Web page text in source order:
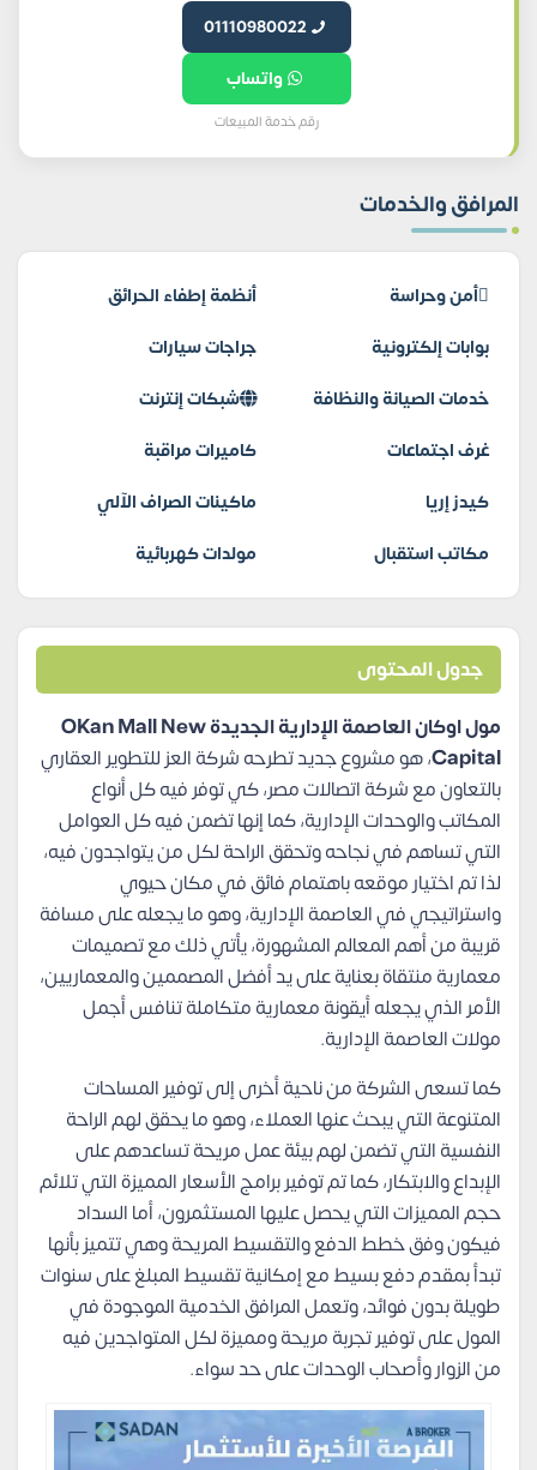
01110980022
واتساب
رقم خدمة المبيعات
المرافق والخدمات
أمن وحراسة
أنظمة إطفاء الحرائق
بوابات إلكترونية
جراجات سيارات
خدمات الصيانة والنظافة
شبكات إنترنت
غرف اجتماعات
كاميرات مراقبة
كيدز إريا
ماكينات الصراف الآلي
مكاتب استقبال
مولدات كهربائية
جدول المحتوى
مول اوكان العاصمة الإدارية الجديدة OKan Mall New
Capital، هو مشروع جديد تطرحه شركة العز للتطوير العقاري
بالتعاون مع شركة اتصالات مصر، كي توفر فيه كل أنواع
المكاتب والوحدات الإدارية، كما إنها تضمن فيه كل العوامل
التي تساهم في نجاحه وتحقق الراحة لكل من يتواجدون فيه،
لذا تم اختيار موقعه باهتمام فائق في مكان حيوي
واستراتيجي في العاصمة الإدارية، وهو ما يجعله على مسافة
قريبة من أهم المعالم المشهورة، يأتي ذلك مع تصميمات
معمارية منتقاة بعناية على يد أفضل المصممين والمعماريين،
الأمر الذي يجعله أيقونة معمارية متكاملة تنافس أجمل
مولات العاصمة الإدارية.
كما تسعى الشركة من ناحية أخرى إلى توفير المساحات
المتنوعة التي يبحث عنها العملاء، وهو ما يحقق لهم الراحة
النفسية التي تضمن لهم بيئة عمل مريحة تساعدهم على
الإبداع والابتكار، كما تم توفير برامج الأسعار المميزة التي تلائم
حجم المميزات التي يحصل عليها المستثمرون، أما السداد
فيكون وفق خطط الدفع والتقسيط المريحة وهي تتميز بأنها
تبدأ بمقدم دفع بسيط مع إمكانية تقسيط المبلغ على سنوات
طويلة بدون فوائد، وتعمل المرافق الخدمية الموجودة في
المول على توفير تجربة مريحة ومميزة لكل المتواجدين فيه
من الزوار وأصحاب الوحدات على حد سواء.